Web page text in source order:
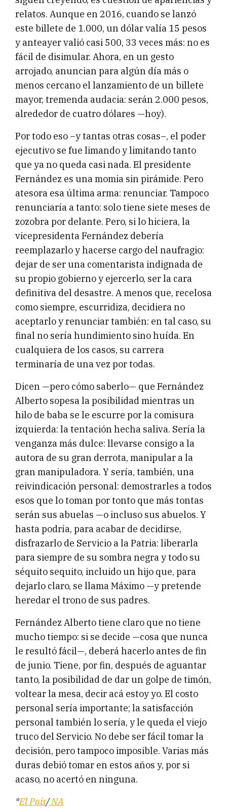
relatos. Aunque en 2016, cuando se lanzó
este billete de 1.000, un dólar valía 15 pesos
y anteayer valió casi 500, 33 veces más: no es
fácil de disimular. Ahora, en un gesto
arrojado, anuncian para algún día más o
menos cercano el lanzamiento de un billete
mayor, tremenda audacia: serán 2.000 pesos,
alrededor de cuatro dólares —hoy).
Por todo eso –y tantas otras cosas–, el poder
ejecutivo se fue limando y limitando tanto
que ya no queda casi nada. El presidente
Fernández es una momia sin pirámide. Pero
atesora esa última arma: renunciar. Tampoco
renunciaría a tanto: solo tiene siete meses de
zozobra por delante. Pero, si lo hiciera, la
vicepresidenta Fernández debería
reemplazarlo y hacerse cargo del naufragio:
dejar de ser una comentarista indignada de
su propio gobierno y ejercerlo, ser la cara
definitiva del desastre. A menos que, recelosa
como siempre, escurridiza, decidiera no
aceptarlo y renunciar también: en tal caso, su
final no sería hundimiento sino huída. En
cualquiera de los casos, su carrera
terminaría de una vez por todas.
Dicen —pero cómo saberlo— que Fernández
Alberto sopesa la posibilidad mientras un
hilo de baba se le escurre por la comisura
izquierda: la tentación hecha saliva. Sería la
venganza más dulce: llevarse consigo a la
autora de su gran derrota, manipular a la
gran manipuladora. Y sería, también, una
reivindicación personal: demostrarles a todos
esos que lo toman por tonto que más tontas
serán sus abuelas —o incluso sus abuelos. Y
hasta podría, para acabar de decidirse,
disfrazarlo de Servicio a la Patria: liberarla
para siempre de su sombra negra y todo su
séquito sequito, incluido un hijo que, para
dejarlo claro, se llama Máximo —y pretende
heredar el trono de sus padres.
Fernández Alberto tiene claro que no tiene
mucho tiempo: si se decide —cosa que nunca
le resultó fácil—, deberá hacerlo antes de fin
de junio. Tiene, por fin, después de aguantar
tanto, la posibilidad de dar un golpe de timón,
voltear la mesa, decir acá estoy yo. El costo
personal sería importante; la satisfacción
personal también lo sería, y le queda el viejo
truco del Servicio. No debe ser fácil tomar la
decisión, pero tampoco imposible. Varias más
duras debió tomar en estos años y, por si
acaso, no acertó en ninguna.
*El País/NA